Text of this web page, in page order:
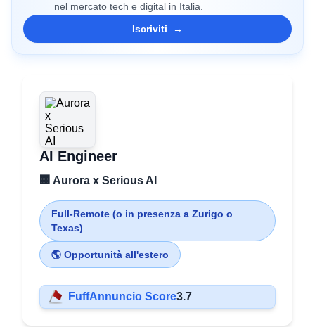
nel mercato tech e digital in Italia.
Iscriviti
→
AI Engineer
🏢 Aurora x Serious AI
Full-Remote (o in presenza a Zurigo o
Texas)
🌎 Opportunità all'estero
FuffAnnuncio Score3.7